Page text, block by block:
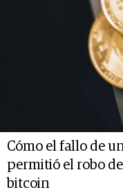
Cómo el fallo de
permitió el robo
bitcoin